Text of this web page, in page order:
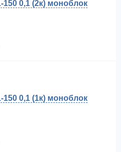
0,1 (2к) моноблок
0,1 (1к) моноблок